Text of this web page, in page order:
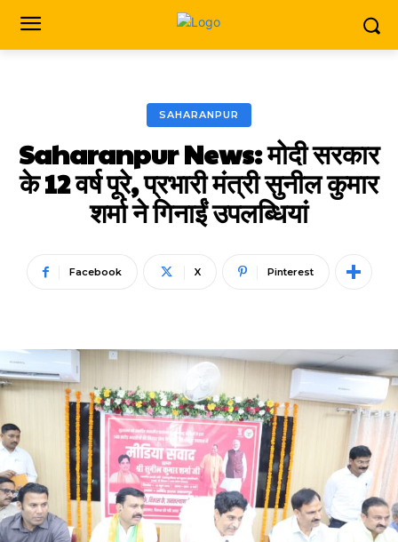
SAHARANPUR
Saharanpur News: मोदी सरकार
के 12 वर्ष पूरे, प्रभारी मंत्री सुनील कुमार
शर्मा ने गिनाईं उपलब्धियां
Facebook X Pinterest